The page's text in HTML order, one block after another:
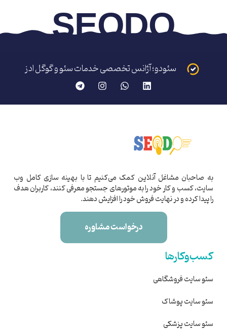
SEODO
سئودو؛ آژانس تخصصی خدمات سئو و گوگل ادز
به صاحبان مشاغل آنلاین کمک می‌کنیم تا با بهینه‌ سازی کامل وب
سایت، کسب و کار خود را به موتورهای جستجو معرفی کنند، کاربران هدف
را پیدا کرده و در نهایت فروش خود را افزایش دهند.
درخواست مشاوره
کسب‌وکارها
سئو سایت فروشگاهی
سئو سایت پوشاک
سئو سایت پزشکی